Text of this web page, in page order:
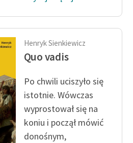
Henryk Sienkiewicz
Quo vadis
Po chwili uciszyło się
istotnie. Wówczas
wyprostował się na
koniu i począł mówić
donośnym,